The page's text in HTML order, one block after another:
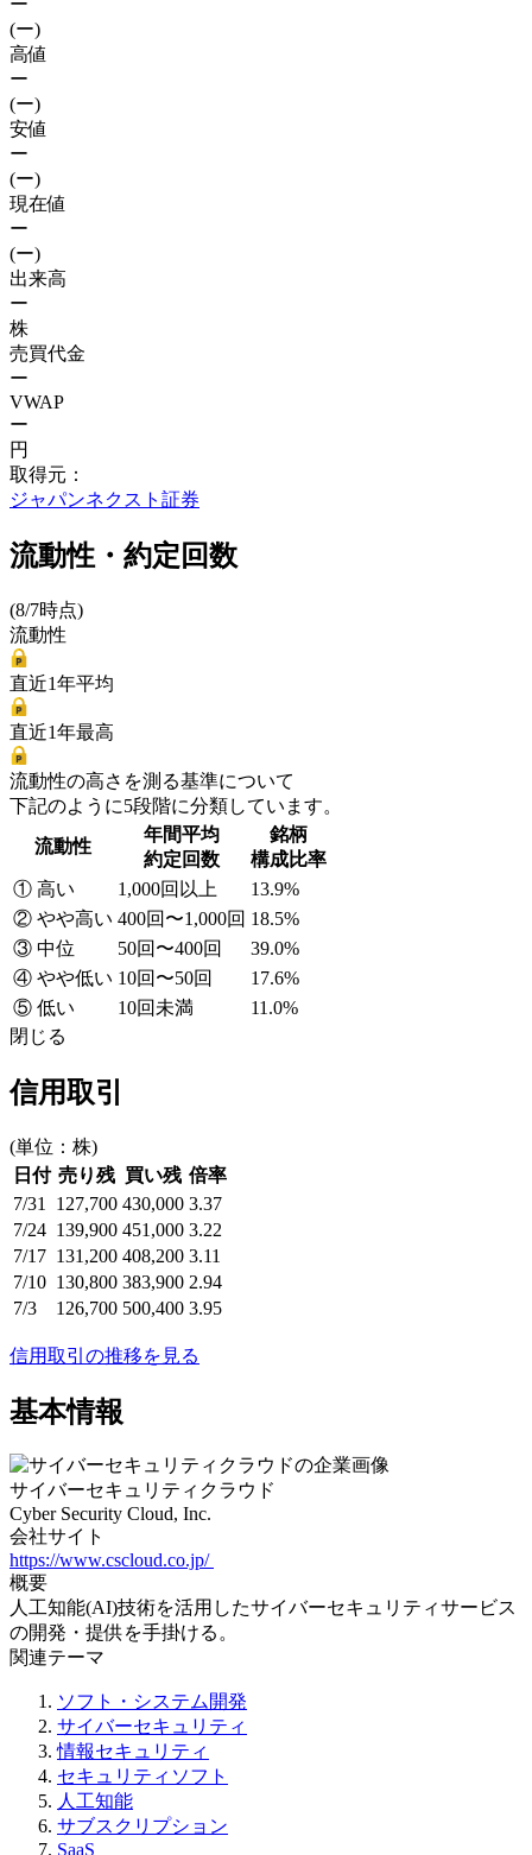
ー
(ー)
高値
ー
(ー)
安値
ー
(ー)
現在値
ー
(ー)
出来高
ー
株
売買代金
ー
VWAP
ー
円
取得元：
ジャパンネクスト証券
流動性・約定回数
(8/7時点)
流動性
直近1年平均
直近1年最高
流動性の高さを測る基準について
下記のように5段階に分類しています。
流動性
年間平均
約定回数
銘柄
構成比率
① 高い
1,000回以上
13.9%
② やや高い 400回〜1,000回 18.5%
③ 中位
50回〜400回
39.0%
④ やや低い 10回〜50回
17.6%
⑤ 低い
10回未満
11.0%
閉じる
信用取引
(単位：株)
日付 売り残 買い残 倍率
7/31
127,700 430,000 3.37
7/24 139,900 451,000 3.22
7/17 131,200 408,200 3.11
7/10 130,800 383,900 2.94
7/3
126,700 500,400 3.95
信用取引の推移を見る
基本情報
サイバーセキュリティクラウド
Cyber Security Cloud, Inc.
会社サイト
https://www.cscloud.co.jp/
概要
人工知能(AI)技術を活用したサイバーセキュリティサービス
の開発・提供を手掛ける。
関連テーマ
ソフト・システム開発
サイバーセキュリティ
情報セキュリティ
セキュリティソフト
人工知能
サブスクリプション
SaaS